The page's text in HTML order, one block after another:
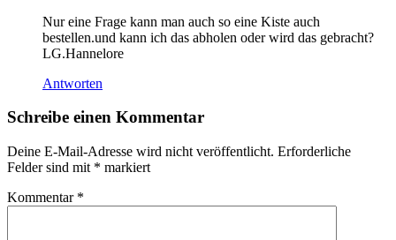
Nur eine Frage kann man auch so eine Kiste auch
bestellen.und kann ich das abholen oder wird das gebracht?
LG.Hannelore
Antworten
Schreibe einen Kommentar
Deine E-Mail-Adresse wird nicht veröffentlicht. Erforderliche
Felder sind mit * markiert
Kommentar *